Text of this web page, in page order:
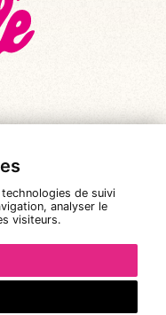
de suivi
analyser le
visiteurs.
Salé